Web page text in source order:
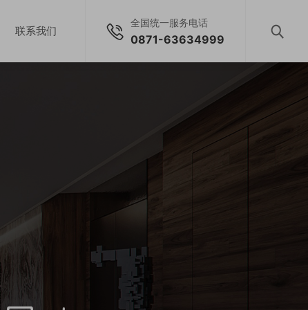
联系我们
全国统一服务电话
0871-63634999